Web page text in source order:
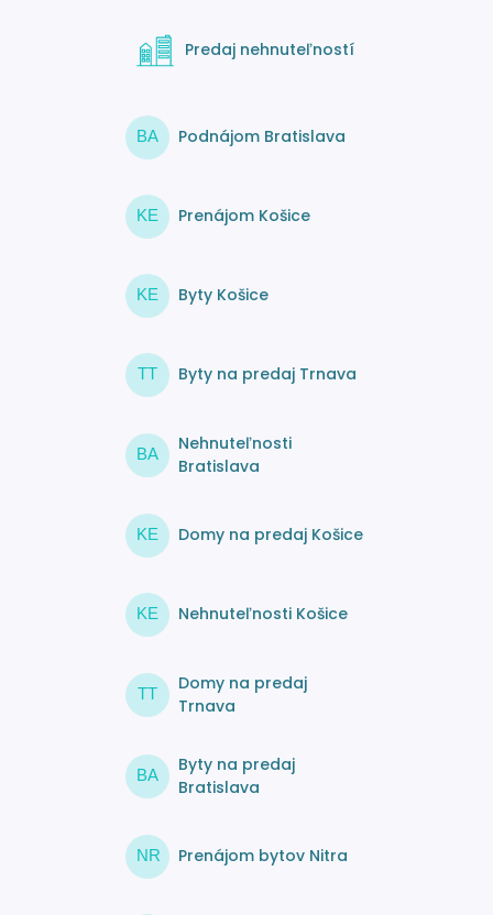
Predaj nehnuteľností
BA Podnájom Bratislava
KE Prenájom Košice
KE Byty Košice
TT Byty na predaj Trnava
BA
Nehnuteľnosti
Bratislava
KE Domy na predaj Košice
KE Nehnuteľnosti Košice
TT
Domy na predaj
Trnava
BA
Byty na predaj
Bratislava
NR Prenájom bytov Nitra